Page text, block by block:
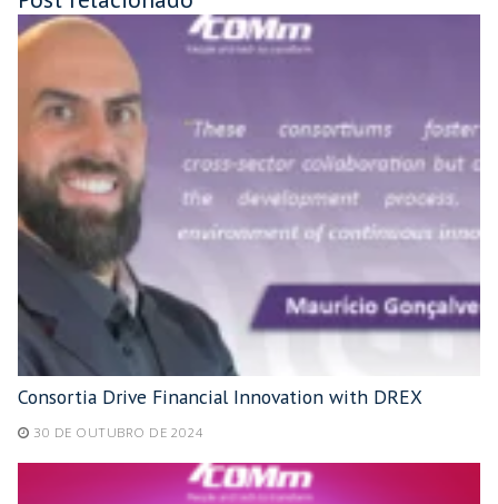
Consortia Drive Financial Innovation with DREX
30 DE OUTUBRO DE 2024